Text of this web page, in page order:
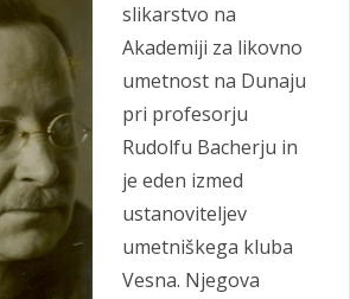
slikarstvo na
Akademiji za likovno
umetnost na Dunaju
pri profesorju
Rudolfu Bacherju in
je eden izmed
ustanoviteljev
umetniškega kluba
Vesna. Njegova